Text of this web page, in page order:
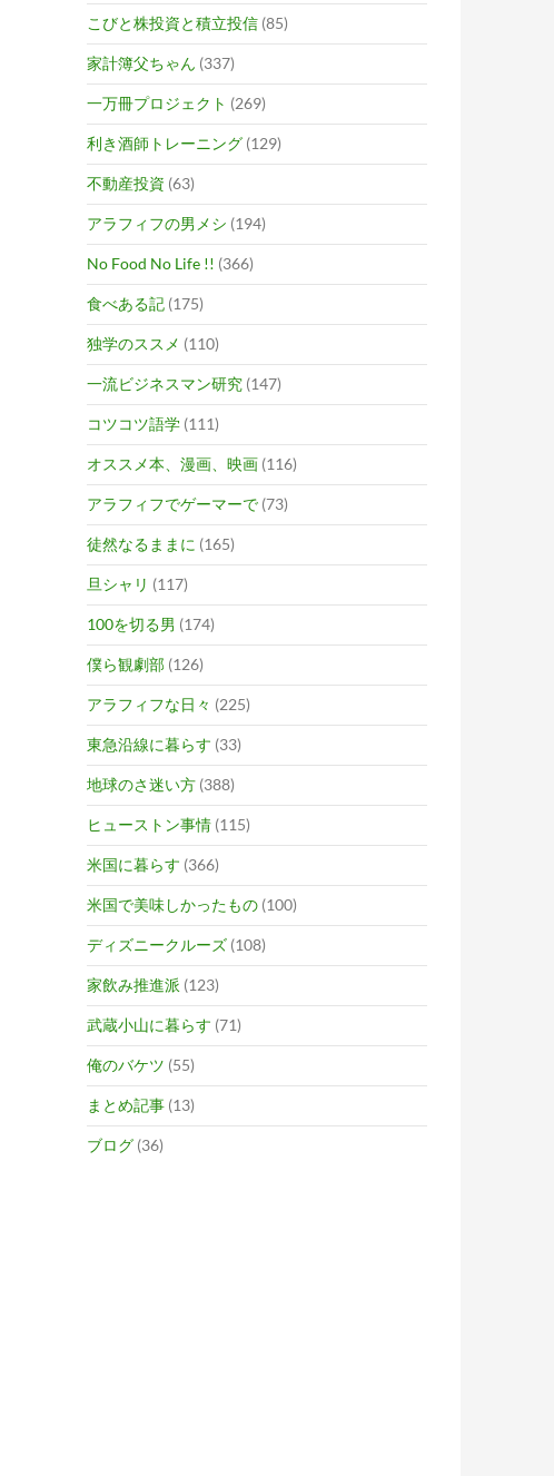
こびと株投資と積立投信 (85)
家計簿父ちゃん (337)
一万冊プロジェクト (269)
利き酒師トレーニング (129)
不動産投資 (63)
アラフィフの男メシ (194)
No Food No Life !! (366)
食べある記 (175)
独学のススメ (110)
一流ビジネスマン研究 (147)
コツコツ語学 (111)
オススメ本、漫画、映画 (116)
アラフィフでゲーマーで (73)
徒然なるままに (165)
旦シャリ (117)
100を切る男 (174)
僕ら観劇部 (126)
アラフィフな日々 (225)
東急沿線に暮らす (33)
地球のさ迷い方 (388)
ヒューストン事情 (115)
米国に暮らす (366)
米国で美味しかったもの (100)
ディズニークルーズ (108)
家飲み推進派 (123)
武蔵小山に暮らす (71)
俺のバケツ (55)
まとめ記事 (13)
ブログ (36)